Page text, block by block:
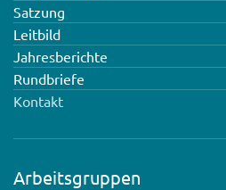
Satzung
Leitbild
Jahresberichte
Rundbriefe
Kontakt
Arbeitsgruppen